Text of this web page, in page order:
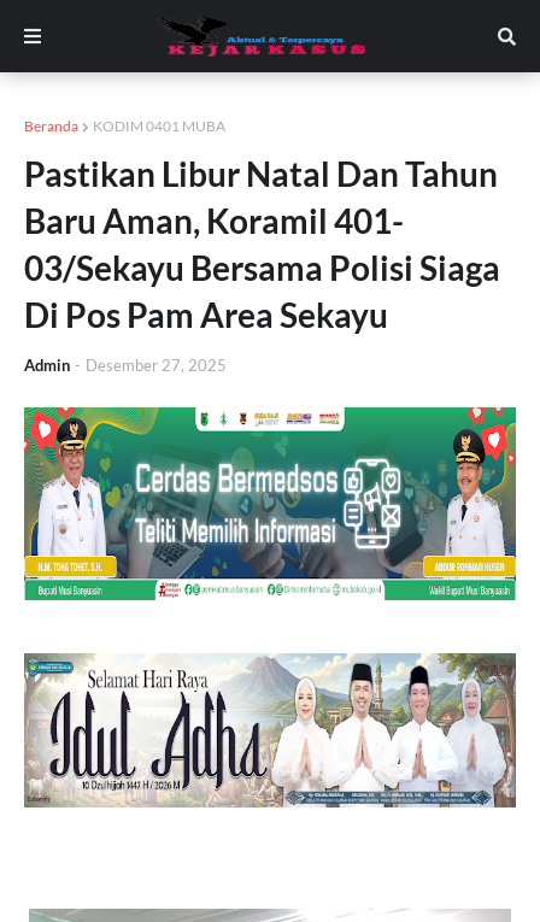
Beranda KODIM 0401 MUBA
Pastikan Libur Natal Dan Tahun
Baru Aman, Koramil 401-
03/Sekayu Bersama Polisi Siaga
Di Pos Pam Area Sekayu
Admin - Desember 27, 2025